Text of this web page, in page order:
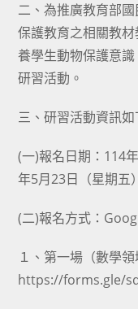
二、為推廣教育部
保護教育之相關教
養學生動物保護意
研習活動。
三、研習活動資訊如
(一)報名日期：114
年5月23日（星期五
(二)報名方式：
１、第一場（數學
https://forms.gle/